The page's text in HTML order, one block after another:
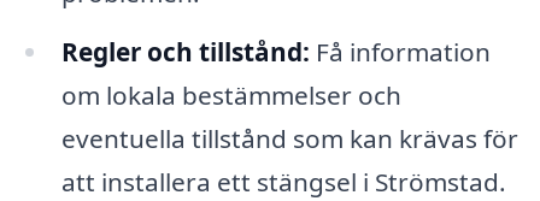
Regler och tillstånd: Få information
om lokala bestämmelser och
eventuella tillstånd som kan krävas för
att installera ett stängsel i Strömstad.